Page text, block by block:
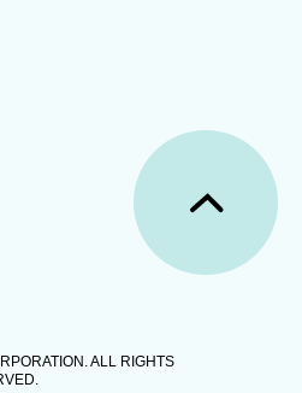
ALL RIGHTS